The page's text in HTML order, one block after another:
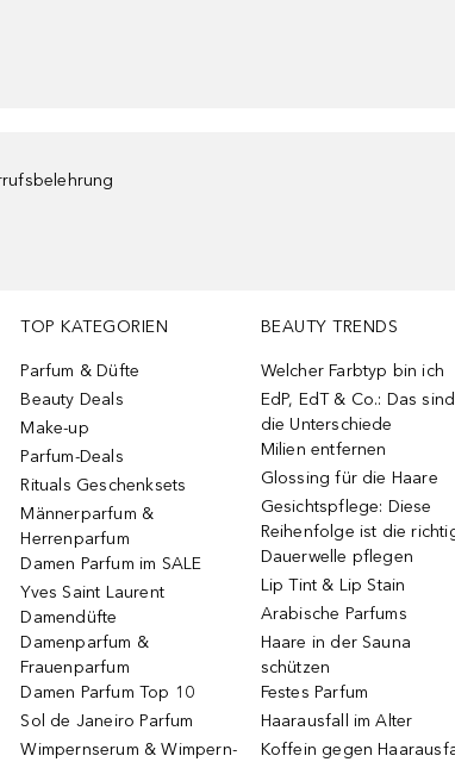
TOP KATEGORIEN
Parfum & Düfte
Beauty Deals
Make-up
Parfum-Deals
Rituals Geschenksets
Männerparfum &
Herrenparfum
Damen Parfum im SALE
Yves Saint Laurent
Damendüfte
Damenparfum &
Frauenparfum
Damen Parfum Top 10
Sol de Janeiro Parfum
Wimpernserum & Wimpern-
BEAUTY TRENDS
Welcher Farbtyp bin ich
EdP, EdT & Co.: Das sind
die Unterschiede
Milien entfernen
Glossing für die Haare
Gesichtspflege: Diese
Reihenfolge ist die
Dauerwelle pflegen
Lip Tint & Lip Stain
Arabische Parfums
Haare in der Sauna
schützen
Festes Parfum
Haarausfall im Alter
Koffein gegen